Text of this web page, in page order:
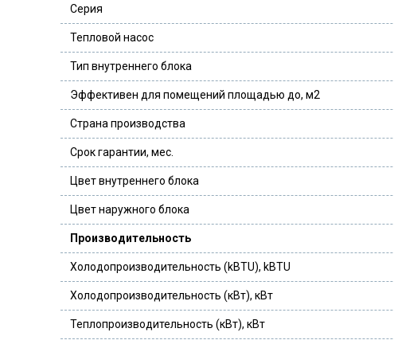
Серия
Тепловой насос
Тип внутреннего блока
Эффективен для помещений площадью до, м2
Страна производства
Срок гарантии, мес.
Цвет внутреннего блока
Цвет наружного блока
Производительность
Холодопроизводительность (kBTU), kBTU
Холодопроизводительность (кВт), кВт
Теплопроизводительность (кВт), кВт